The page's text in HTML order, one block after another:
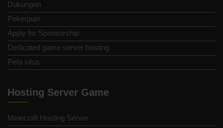
Dukungan
Pekerjaan
Apply for Sponsorship
Dedicated game server hosting
Peta situs
Hosting Server Game
Minecraft Hosting Server